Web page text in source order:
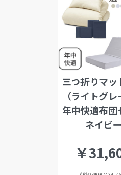
三つ折りマッ
（ライトグ
年中快適布団
ネイビー
￥